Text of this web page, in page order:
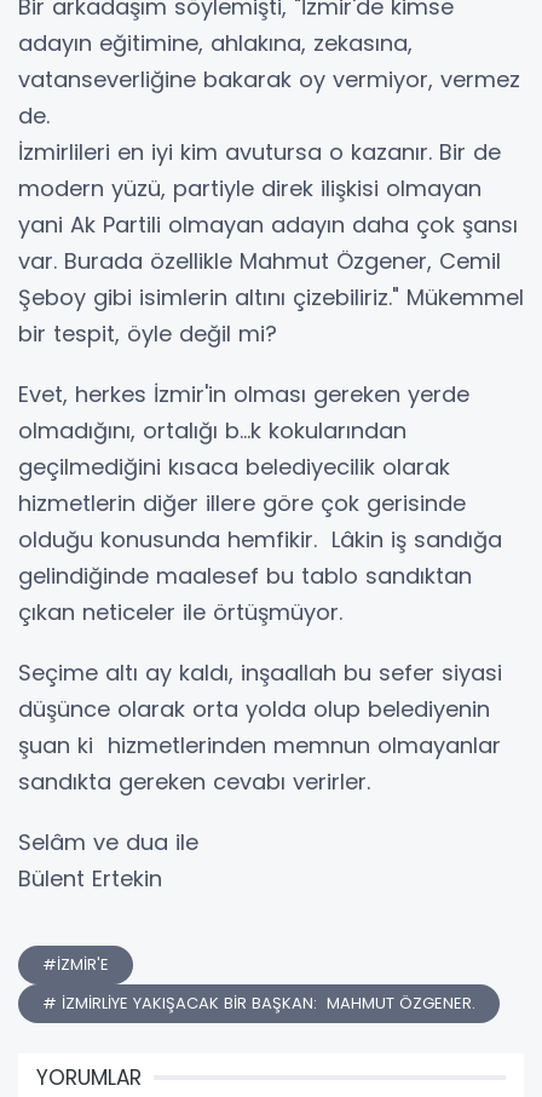
Bir arkadaşım söylemişti, "İzmir'de kimse
adayın eğitimine, ahlakına, zekasına,
vatanseverliğine bakarak oy vermiyor, vermez
de.
İzmirlileri en iyi kim avutursa o kazanır. Bir de
modern yüzü, partiyle direk ilişkisi olmayan
yani Ak Partili olmayan adayın daha çok şansı
var. Burada özellikle Mahmut Özgener, Cemil
Şeboy gibi isimlerin altını çizebiliriz." Mükemmel
bir tespit, öyle değil mi?
Evet, herkes İzmir'in olması gereken yerde
olmadığını, ortalığı b...k kokularından
geçilmediğini kısaca belediyecilik olarak
hizmetlerin diğer illere göre çok gerisinde
olduğu konusunda hemfikir. Lâkin iş sandığa
gelindiğinde maalesef bu tablo sandıktan
çıkan neticeler ile örtüşmüyor.
Seçime altı ay kaldı, inşaallah bu sefer siyasi
düşünce olarak orta yolda olup belediyenin
şuan ki hizmetlerinden memnun olmayanlar
sandıkta gereken cevabı verirler.
Selâm ve dua ile
Bülent Ertekin
#İZMİR'E
# İZMİRLİYE YAKIŞACAK BİR BAŞKAN: MAHMUT ÖZGENER.
YORUMLAR